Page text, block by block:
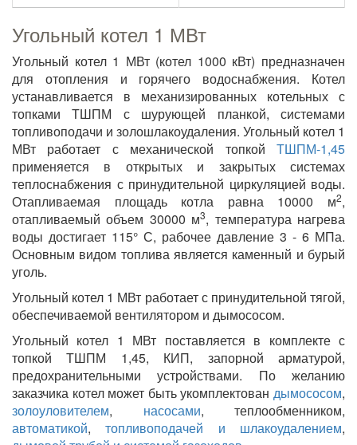
Угольный котел 1 МВт
Угольный котел 1 МВт (котел 1000 кВт) предназначен
для отопления и горячего водоснабжения. Котел
устанавливается в механизированных котельных с
топками ТШПМ с шурующей планкой, системами
топливоподачи и золошлакоудаления. Угольный котел 1
МВт работает с механической топкой ТШПМ-1,45
применяется в открытых и закрытых системах
теплоснабжения с принудительной циркуляцией воды.
Отапливаемая площадь котла равна 10000 м2,
отапливаемый объем 30000 м3, температура нагрева
воды достигает 115° С, рабочее давление 3 - 6 МПа.
Основным видом топлива является каменный и бурый
уголь.
Угольный котел 1 МВт работает с принудительной тягой,
обеспечиваемой вентилятором и дымососом.
Угольный котел 1 МВт поставляется в комплекте с
топкой ТШПМ 1,45, КИП, запорной арматурой,
предохранительными устройствами. По желанию
заказчика котел может быть укомплектован дымососом,
золоуловителем, насосами, теплообменником,
автоматикой,топливоподачей и шлакоудалением,